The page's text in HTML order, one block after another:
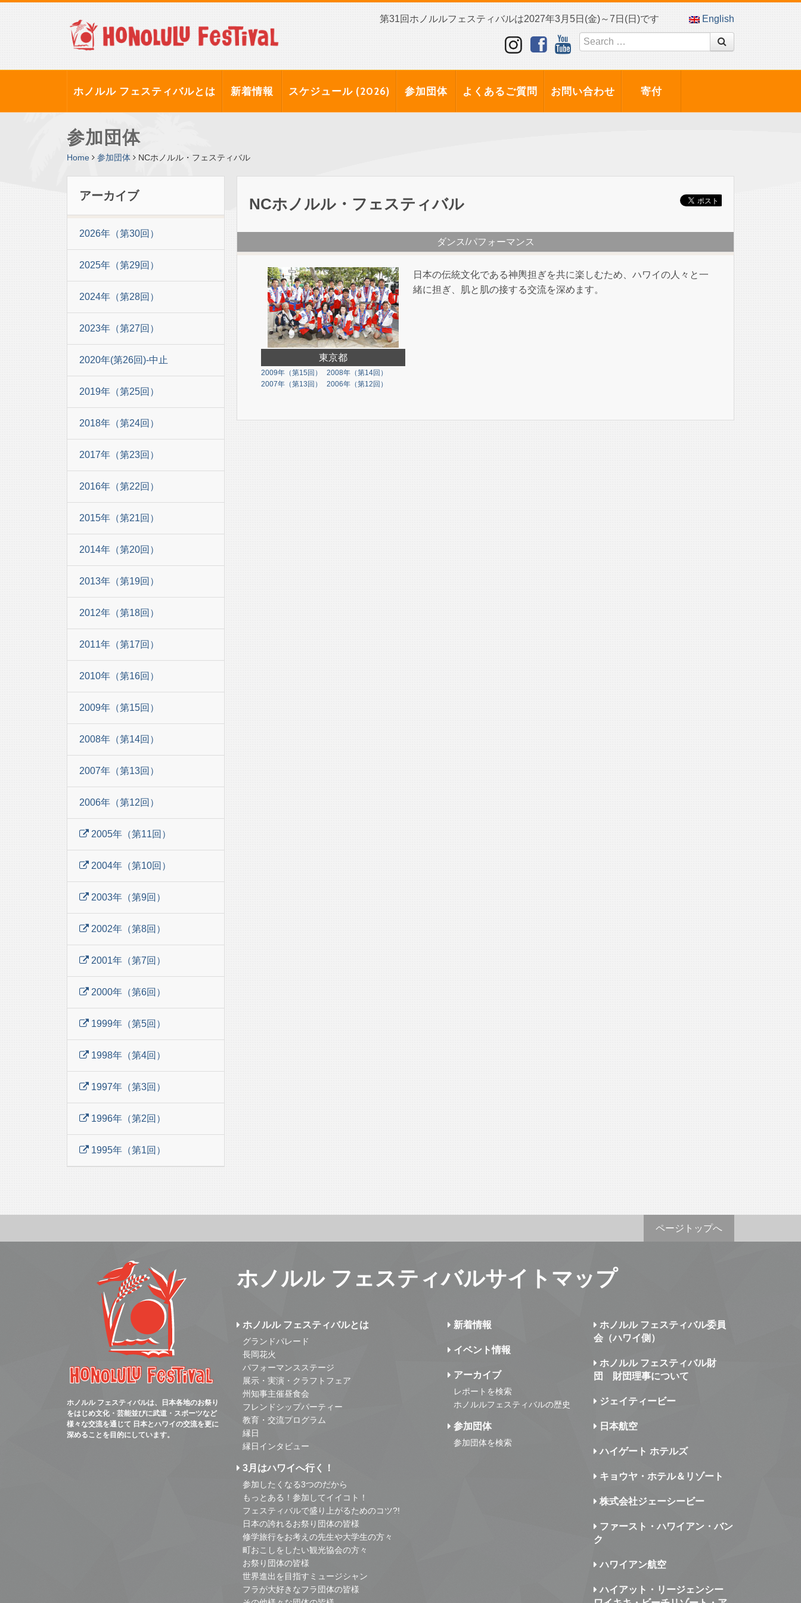
第31回ホノルルフェスティバルは2027年3月5日(金)～7日(日)です English
ホノルル フェスティバルとは 新着情報 スケジュール (2026) 参加団体 よくあるご質問 お問い合わせ 寄付
参加団体
Home 参加団体 NCホノルル・フェスティバル
アーカイブ
2026年（第30回）
2025年（第29回）
2024年（第28回）
2023年（第27回）
2020年(第26回)-中止
2019年（第25回）
2018年（第24回）
2017年（第23回）
2016年（第22回）
2015年（第21回）
2014年（第20回）
2013年（第19回）
2012年（第18回）
2011年（第17回）
2010年（第16回）
2009年（第15回）
2008年（第14回）
2007年（第13回）
2006年（第12回）
2005年（第11回）
2004年（第10回）
2003年（第9回）
2002年（第8回）
2001年（第7回）
2000年（第6回）
1999年（第5回）
1998年（第4回）
1997年（第3回）
1996年（第2回）
1995年（第1回）
NCホノルル・フェスティバル
ダンス/パフォーマンス
東京都
2009年（第15回）
2008年（第14回）
2007年（第13回）
2006年（第12回）
日本の伝統文化である神輿担ぎを共に楽しむため、ハワイの人々と一
緒に担ぎ、肌と肌の接する交流を深めます。
ページトップへ
ホノルル フェスティバルは、日本各地のお祭り
をはじめ文化・芸能並びに武道・スポーツなど
様々な交流を通じて 日本とハワイの交流を更に
深めることを目的にしています。
ホノルル フェスティバルサイトマップ
ホノルル フェスティバルとは
グランドパレード
長岡花火
パフォーマンスステージ
展示・実演・クラフトフェア
州知事主催昼食会
フレンドシップパーティー
教育・交流プログラム
縁日
縁日インタビュー
3月はハワイへ行く！
参加したくなる3つのだから
もっとある！参加してイイコト！
フェスティバルで盛り上がるためのコツ?!
日本の誇れるお祭り団体の皆様
修学旅行をお考えの先生や大学生の方々
町おこしをしたい観光協会の方々
お祭り団体の皆様
世界進出を目指すミュージシャン
フラが大好きなフラ団体の皆様
新着情報
イベント情報
アーカイブ
レポートを検索
ホノルルフェスティバルの歴史
参加団体
参加団体を検索
ホノルル フェスティバル委員
会（ハワイ側）
ホノルル フェスティバル財
団 財団理事について
ジェイティービー
日本航空
ハイゲート ホテルズ
キョウヤ・ホテル＆リゾート
株式会社ジェーシービー
ファースト・ハワイアン・バン
ク
ハワイアン航空
ハイアット・リージェンシー